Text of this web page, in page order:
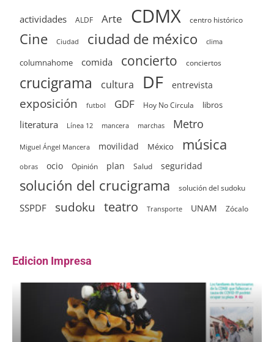
actividades ALDF Arte CDMX centro histórico
Cine Ciudad ciudad de méxico clima
columnahome comida concierto conciertos
crucigrama cultura DF entrevista
exposición futbol GDF Hoy No Circula libros
literatura Línea 12 mancera marchas Metro
Miguel Ángel Mancera movilidad México música
obras ocio Opinión plan Salud seguridad
solución del crucigrama solución del sudoku
SSPDF sudoku teatro Transporte UNAM Zócalo
Edicion Impresa